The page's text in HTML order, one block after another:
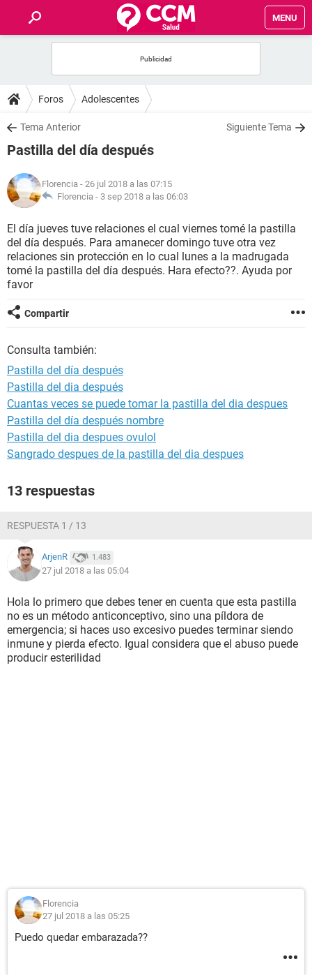
MENU
FOROS
SALUD
NUTRICIÓN
BIENESTAR
SEXUALIDAD
GLOSARIO
Foros Adolescentes
Tema Anterior Siguiente Tema
Pastilla del día después
Florencia - 26 jul 2018 a las 07:15
Florencia - 3 sep 2018 a las 06:03
El día jueves tuve relaciones el cual viernes tomé la pastilla
del día después. Para amanecer domingo tuve otra vez
relaciones sin protección en lo cual lunes a la madrugada
tomé la pastilla del día después. Hara efecto??. Ayuda por
favor
Compartir
Consulta también:
Pastilla del día después
Pastilla del dia después
Cuantas veces se puede tomar la pastilla del dia despues
Pastilla del día después nombre
Pastilla del dia despues ovulol
Sangrado despues de la pastilla del dia despues
13 respuestas
RESPUESTA 1 / 13
ArjenR 1.483
27 jul 2018 a las 05:04
Hola lo primero que debes tener en cuenta que esta pastilla
no es un método anticonceptivo, sino una píldora de
emergencia; si haces uso excesivo puedes terminar siendo
inmune y pierda efecto. Igual considera que el abuso puede
producir esterilidad
Florencia
27 jul 2018 a las 05:25
Puedo quedar embarazada??